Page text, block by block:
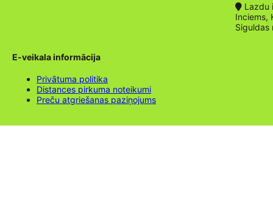
Lazdu
Inciems,
Siguldas
E-veikala informācija
Privātuma politika
Distances pirkuma noteikumi
Preču atgriešanas paziņojums